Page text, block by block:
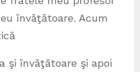
învăţătoare. Acum
şi învăţătoare şi apoi